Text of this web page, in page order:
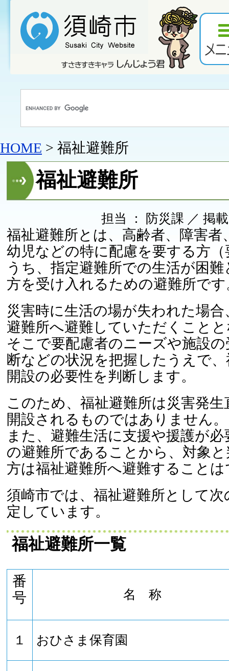
HOME > 福祉避難所
福祉避難所
担当 ： 防災課 ／ 掲
福祉避難所とは、高齢者、障害者
幼児などの特に配慮を要する方
うち、指定避難所での生活が困
方を受け入れるための避難所です
災害時に生活の場が失われた場
避難所へ避難していただくこと
そこで要配慮者のニーズや施設
断などの状況を把握したうえで
開設の必要性を判断します。
このため、福祉避難所は災害発
開設されるものではありません。
また、避難生活に支援や援護が
の避難所であることから、対象
方は福祉避難所へ避難すること
須崎市では、福祉避難所として次
定しています。
福祉避難所一覧
番
号
名 称
１ おひさま保育園